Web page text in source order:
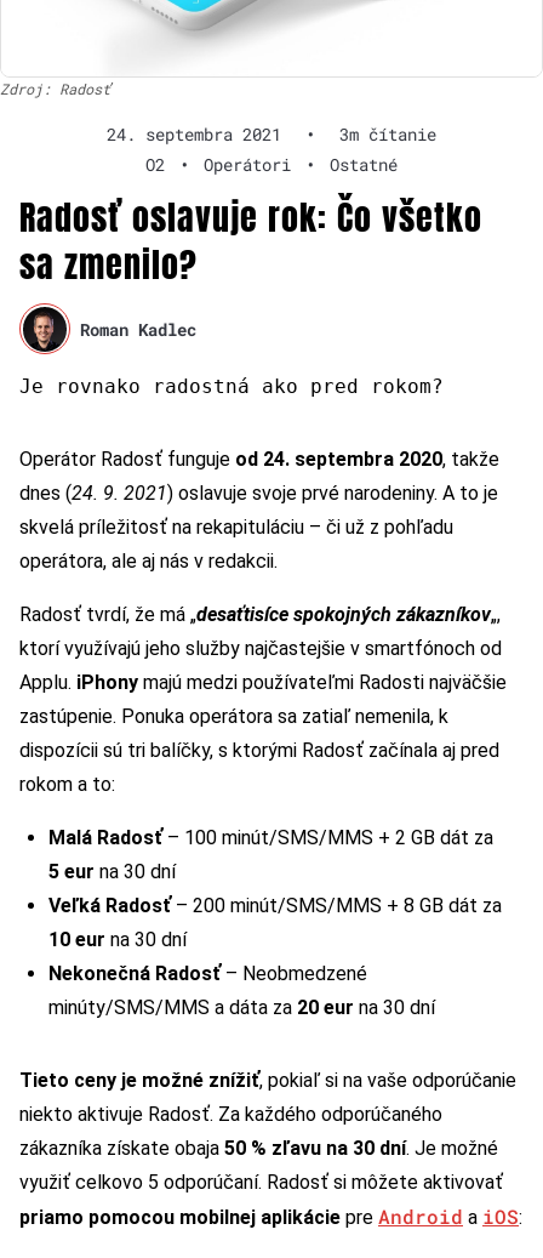
Zdroj: Radosť
24. septembra 2021 •
3m čítanie
O2
• Operátori • Ostatné
Radosť oslavuje rok: Čo všetko
sa zmenilo?
Roman Kadlec
Je rovnako radostná ako pred rokom?
Operátor Radosť funguje od 24. septembra 2020, takže
dnes (24. 9. 2021) oslavuje svoje prvé narodeniny. A to je
skvelá príležitosť na rekapituláciu – či už z pohľadu
operátora, ale aj nás v redakcii.
Radosť tvrdí, že má „desaťtisíce spokojných zákazníkov„,
ktorí využívajú jeho služby najčastejšie v smartfónoch od
Applu. iPhony majú medzi používateľmi Radosti najväčšie
zastúpenie. Ponuka operátora sa zatiaľ nemenila, k
dispozícii sú tri balíčky, s ktorými Radosť začínala aj pred
rokom a to:
Malá Radosť – 100 minút/SMS/MMS + 2 GB dát za
5 eur na 30 dní
Veľká Radosť – 200 minút/SMS/MMS + 8 GB dát za
10 eur na 30 dní
Nekonečná Radosť – Neobmedzené
minúty/SMS/MMS a dáta za 20 eur na 30 dní
Tieto ceny je možné znížiť, pokiaľ si na vaše odporúčanie
niekto aktivuje Radosť. Za každého odporúčaného
zákazníka získate obaja 50 % zľavu na 30 dní. Je možné
využiť celkovo 5 odporúčaní. Radosť si môžete aktivovať
priamo pomocou mobilnej aplikácie pre Android a iOS: